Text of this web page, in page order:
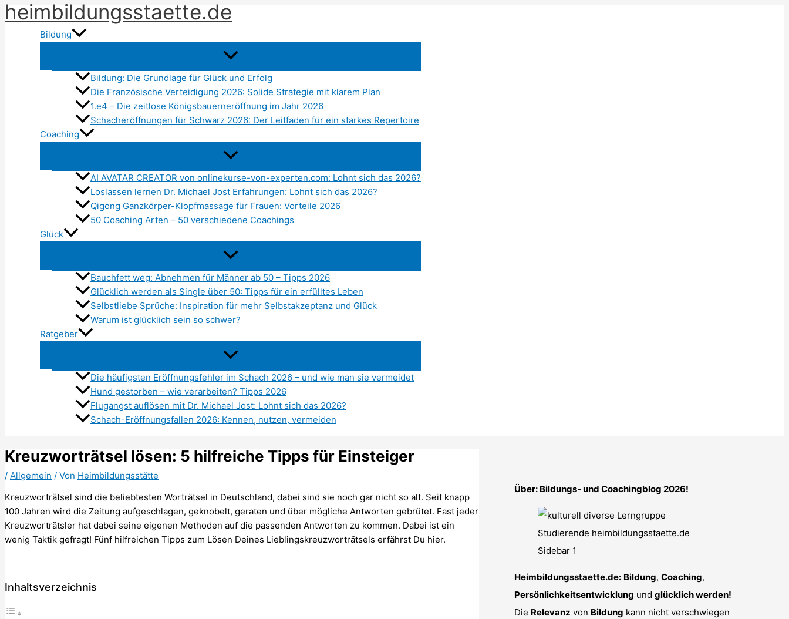
Zum
Inhalt
springen
heimbildungsstaette.de
Bildung
Bildung: Die Grundlage für Glück und Erfolg
Die Französische Verteidigung 2026: Solide Strategie mit klarem Plan
1.e4 – Die zeitlose Königsbauerneröffnung im Jahr 2026
Schacheröffnungen für Schwarz 2026: Der Leitfaden für ein starkes Repertoire
Coaching
AI AVATAR CREATOR von onlinekurse-von-experten.com: Lohnt sich das 2026?
Loslassen lernen Dr. Michael Jost Erfahrungen: Lohnt sich das 2026?
Qigong Ganzkörper-Klopfmassage für Frauen: Vorteile 2026
50 Coaching Arten – 50 verschiedene Coachings
Glück
Bauchfett weg: Abnehmen für Männer ab 50 – Tipps 2026
Glücklich werden als Single über 50: Tipps für ein erfülltes Leben
Selbstliebe Sprüche: Inspiration für mehr Selbstakzeptanz und Glück
Warum ist glücklich sein so schwer?
Ratgeber
Die häufigsten Eröffnungsfehler im Schach 2026 – und wie man sie vermeidet
Hund gestorben – wie verarbeiten? Tipps 2026
Flugangst auflösen mit Dr. Michael Jost: Lohnt sich das 2026?
Schach-Eröffnungsfallen 2026: Kennen, nutzen, vermeiden
Kreuzworträtsel lösen: 5 hilfreiche Tipps für Einsteiger
/ Allgemein / Von Heimbildungsstätte
Kreuzworträtsel sind die beliebtesten Worträtsel in Deutschland, dabei sind sie noch gar nicht so alt. Seit knapp
100 Jahren wird die Zeitung aufgeschlagen, geknobelt, geraten und über mögliche Antworten gebrütet. Fast jeder
Kreuzworträtsler hat dabei seine eigenen Methoden auf die passenden Antworten zu kommen. Dabei ist ein
wenig Taktik gefragt! Fünf hilfreichen Tipps zum Lösen Deines Lieblingskreuzworträtsels erfährst Du hier.
Inhaltsverzeichnis
Über: Bildungs- und Coachingblog 2026!
Heimbildungsstaette.de: Bildung, Coaching,
Persönlichkeitsentwicklung und glücklich werden!
Die Relevanz von Bildung kann nicht verschwiegen